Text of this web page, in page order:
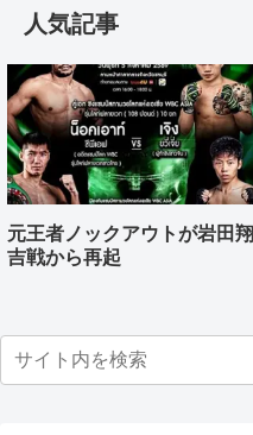
人気記事
元王者ノックアウトが岩田翔
吉戦から再起